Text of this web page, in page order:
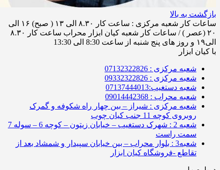
بازگشت به بالا
ساعات کار شعبه مرکزی : ساعت کار ۸.۳۰ الی ۱۳ ( صبح) ۱۶ الی
۲۰ (عصر ) / ساعات کار شعبه کیان ابزار محراب ساعت کار ۸.۳۰
الی۱۹ و روز های پنج شنبه از ساعت 8:30 الی 13:30
با کیان ابزار
شعبه مرکزی : 07132322826
شعبه مرکزی : 09332322826
شعبه دستغیب:07137444013
شعبه محراب : 09014442368
شعبه مرکزی : شیراز – بین چهار راه شکوفه و گمرک
روبروی کوچه 11 جنب کیان چوب
شعبه 2 : شهرک دستغیب – خیابان زیتون – کوچه 6 – سوله 7
سمت راست
شعبه3 : بلوار محراب – بین خیابان سپیدار و شمشاد بعد از
تقاطع -فروشگاه کیان ابزار